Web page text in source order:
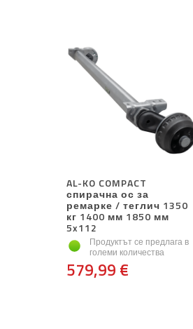
AL-KO COMPACT
спирачна ос за
ремарке / теглич 1350
кг 1400 мм 1850 мм
5x112
Продуктът се предлага в
големи количества
579,99 €